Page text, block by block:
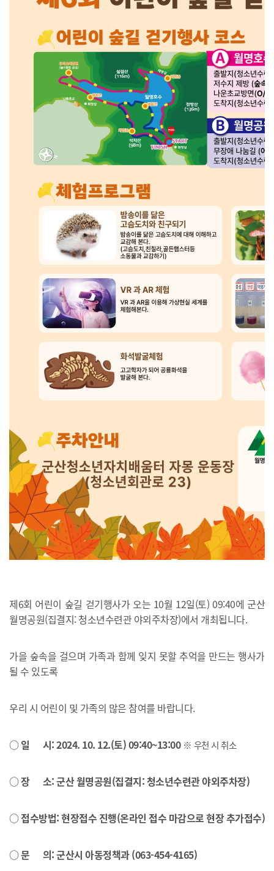
제6회 어린이 숲길 걷기행사가오는 10월 12일(토) 09:40에 군산
월명공원(집결지: 청소년수련관 야외주차장)에서 개최됩니다.
가을 숲속을 걸으며 가족과 함께 잊지 못할 추억을 만드는 행사가
될 수 있도록
우리 시 어린이 및 가족의 많은 참여를 바랍니다.
○ 일 시: 2024. 10. 12.(토) 09:40~13:00 ※ 우천 시 취소
○ 장 소: 군산 월명공원(집결지: 청소년수련관 야외주차장)
○ 접수방법: 현장접수 진행(온라인 접수 마감으로 현장 추가접수)
○ 문 의:군산시 아동정책과 (063-454-4165)